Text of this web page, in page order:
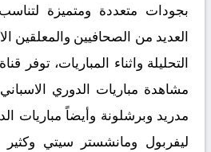
بجودات متعددة ومتميزة
العديد من الصحافيين والمعلقين
مشاهدة مباريات الدوري
مدريد وبرشلونة وأيضاً مباريات
ليفربول ومانشستر سيتي